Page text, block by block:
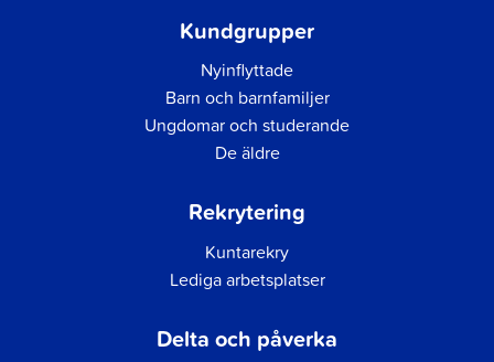
Kundgrupper
Nyinflyttade
Barn och barnfamiljer
Ungdomar och studerande
De äldre
Rekrytering
Kuntarekry
Lediga arbetsplatser
Delta och påverka